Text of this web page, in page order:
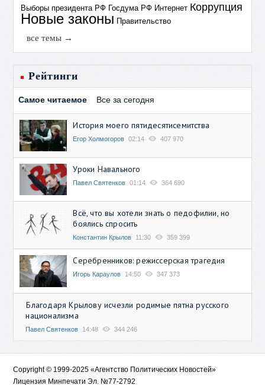
Выборы президента РФ Госдума РФ Интернет Коррупция
Новые законы Правительство
все темы →
Рейтинги
Самое читаемое Все за сегодня
История моего пятидесятисемитства
Егор Холмогоров 02:14 407 970
Уроки Навального
Павел Святенков 01:14 364 690
Всё, что вы хотели знать о педофилии, но
боялись спросить
Константин Крылов 11:30 359 399
Серебренников: режиссерская трагедия
Игорь Караулов 14:50 347 373
Благодаря Крылову исчезли родимые пятна русского
национализма
Павел Святенков 14:48 344 246
Copyright © 1999-2025 «Агентство Политических Новостей»
Лицензия Минпечати Эл. №77-2792